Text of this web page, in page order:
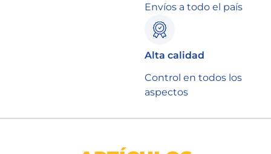
Envíos a todo el país
Alta calidad
Control en todos los
aspectos